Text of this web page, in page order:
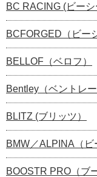
BC RACING (ビーシ
BCFORGED（ビー
BELLOF（ベロフ）
Bentley（ベントレー
BLITZ (ブリッツ）
BMW／ALPINA（ビ
BOOSTR PRO（ブ